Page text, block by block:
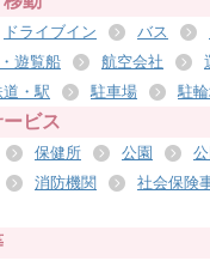
ドライブイン バス
遊覧船 航空会社
道・駅 駐車場 駐
ビス
保健所 公園
消防機関 社会保険